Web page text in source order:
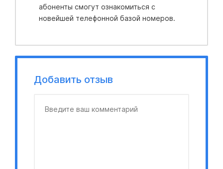
абоненты смогут ознакомиться с
новейшей телефонной базой номеров.
Добавить отзыв